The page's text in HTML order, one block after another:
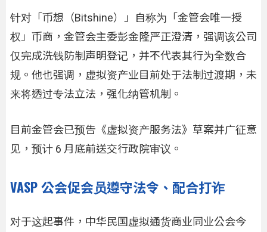
针对「币想（Bitshine）」自称为「金管会唯一授
权」币商，金管会主委彭金隆严正澄清，强调该公司
仅完成洗钱防制声明登记，并不代表其行为全数合
规。他也强调，虚拟资产业目前处于法制过渡期，未
来将透过专法立法，强化纳管机制。
目前金管会已预告《虚拟资产服务法》草案并广征意
见，预计 6 月底前送交行政院审议。
VASP 公会促会员遵守法令、配合打诈
对于这起事件，中华民国虚拟通货商业同业公会今